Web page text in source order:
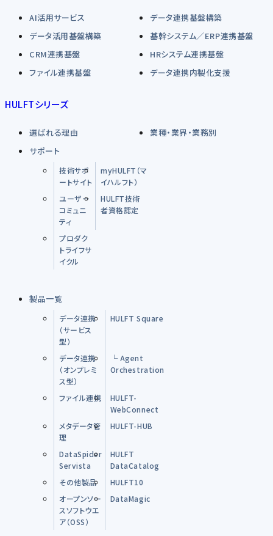
AI活用サービス
データ連携基盤構築
データ活用基盤構築
基幹システム／ERP連携基盤
CRM連携基盤
HRシステム連携基盤
ファイル連携基盤
データ連携内製化支援
HULFTシリーズ
選ばれる理由
業種・業界・業務別
サポート
技術サポ
ートサイト
myHULFT（マ
イハルフト）
ユーザー
コミュニ
ティ
HULFT技術
者資格認定
プロダク
トライフサ
イクル
製品一覧
データ連携
（サービス
型）
HULFT Square
データ連携
（オンプレミ
ス型）
└ Agent
Orchestration
ファイル連携
HULFT-
WebConnect
メタデータ管
理
HULFT-HUB
DataSpider
Servista
HULFT
DataCatalog
その他製品
HULFT10
オープンソー
スソフトウエ
ア（OSS）
DataMagic